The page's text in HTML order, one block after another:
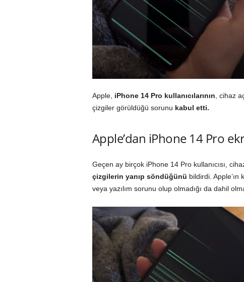
Apple, iPhone 14 Pro kullanıcılarının , cihaz
çizgiler görüldüğü sorunu kabul etti.
Apple’dan iPhone 14 Pro
Geçen ay birçok iPhone 14 Pro kullanıcısı,
çizgilerin yanıp söndüğünü bildirdi.
veya yazılım sorunu olup olmadığı da dahil